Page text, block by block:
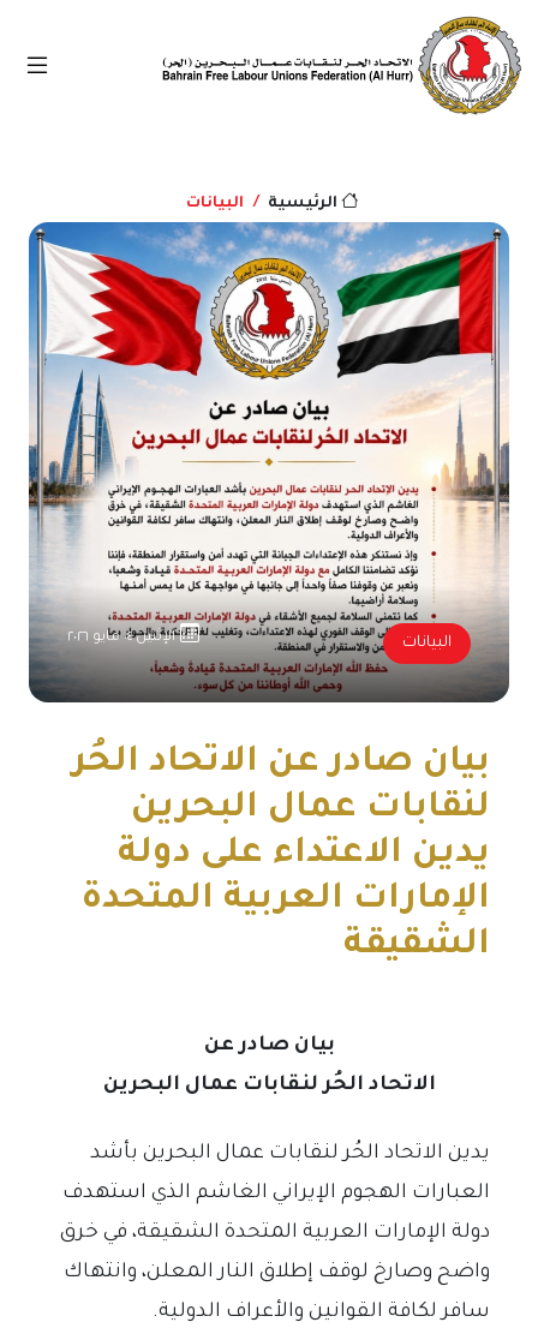
الرئيسية البيانات
البيانات الإثنين ٠٤ مايو ٢٠٢٦
بيان صادر عن الاتحاد الحُر
لنقابات عمال البحرين
يدين الاعتداء على دولة
الإمارات العربية المتحدة
الشقيقة
بيان صادر عن
الاتحاد الحُر لنقابات عمال البحرين
يدين الاتحاد الحُر لنقابات عمال البحرين بأشد
العبارات الهجوم الإيراني الغاشم الذي استهدف
دولة الإمارات العربية المتحدة الشقيقة، في خرق
واضح وصارخ لوقف إطلاق النار المعلن، وانتهاك
سافر لكافة القوانين والأعراف الدولية.